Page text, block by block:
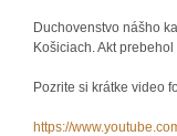
Duchovenstvo nášho
Košiciach. Akt
Pozrite si krátke video
https://